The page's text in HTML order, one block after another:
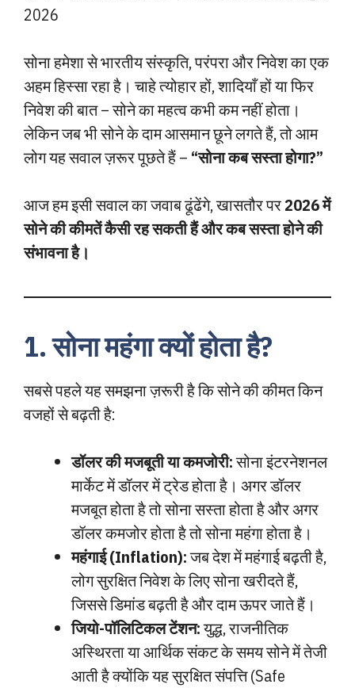
2026
सोना हमेशा से भारतीय संस्कृति, परंपरा और निवेश का एक
अहम हिस्सा रहा है। चाहे त्योहार हों, शादियाँ हों या फिर
निवेश की बात – सोने का महत्व कभी कम नहीं होता।
लेकिन जब भी सोने के दाम आसमान छूने लगते हैं, तो आम
लोग यह सवाल ज़रूर पूछते हैं – “सोना कब सस्ता होगा?”
आज हम इसी सवाल का जवाब ढूंढेंगे, खासतौर पर2026 में
सोने की कीमतें कैसी रह सकती हैं और कब सस्ता होने की
संभावना है।
1. सोना महंगा क्यों होता है?
सबसे पहले यह समझना ज़रूरी है कि सोने की कीमत किन
वजहों से बढ़ती है:
डॉलर की मजबूती या कमजोरी:सोना इंटरनेशनल
मार्केट में डॉलर में ट्रेड होता है। अगर डॉलर
मजबूत होता है तो सोना सस्ता होता है और अगर
डॉलर कमजोर होता है तो सोना महंगा होता है।
महंगाई (Inflation):जब देश में महंगाई बढ़ती है,
लोग सुरक्षित निवेश के लिए सोना खरीदते हैं,
जिससे डिमांड बढ़ती है और दाम ऊपर जाते हैं।
जियो-पॉलिटिकल टेंशन:युद्ध, राजनीतिक
अस्थिरता या आर्थिक संकट के समय सोने में तेजी
आती है क्योंकि यह सुरक्षित संपत्ति (Safe